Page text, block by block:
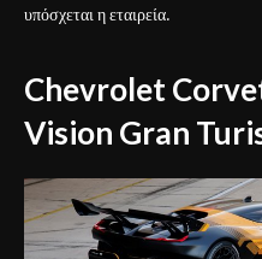
υπόσχεται η εταιρεία.
Chevrolet
Vision Gran